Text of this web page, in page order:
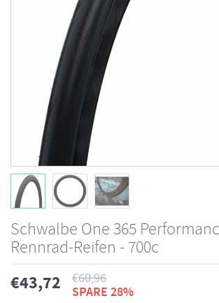
Schwalbe One 365
Rennrad-Reifen - 700c
€43,72 €60,96
SPARE 28%